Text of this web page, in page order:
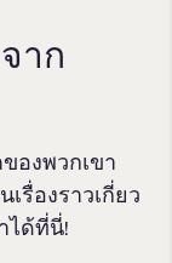
าก
องพวกเขา
รื่องราวเกี่ยว
ได้ที่นี่!